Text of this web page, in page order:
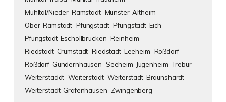
Mühltal/Nieder-Ramstadt Münster-Altheim
Ober-Ramstadt Pfungstadt Pfungstadt-Eich
Pfungstadt-Eschollbrücken Reinheim
Riedstadt-Crumstadt Riedstadt-Leeheim Roßdorf
Roßdorf-Gundernhausen Seeheim-Jugenheim Trebur
Weiterstaddt Weiterstadt Weiterstadt-Braunshardt
Weiterstadt-Gräfenhausen Zwingenberg